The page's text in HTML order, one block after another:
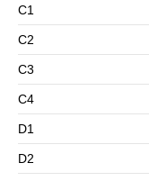
C1
C2
C3
C4
D1
D2